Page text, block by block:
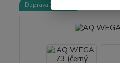
Doprava ZDARMA